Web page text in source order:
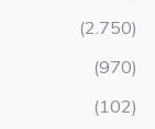
(2.750)
(970)
(102)